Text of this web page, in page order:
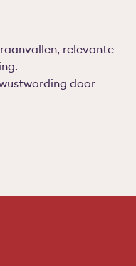
relevante
door